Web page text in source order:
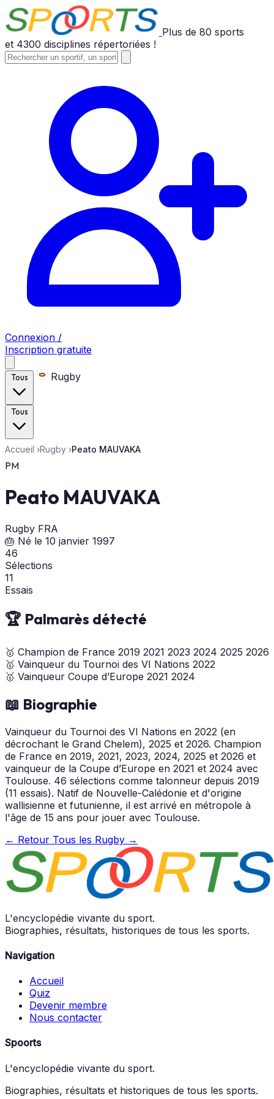
Plus de 80 sports
et 4300 disciplines répertoriées !
Connexion /
Inscription gratuite
Tous Rugby
Tous
Accueil ›Rugby ›Peato MAUVAKA
PM
Peato MAUVAKA
Rugby FRA
🎂 Né le 10 janvier 1997
46
Sélections
11
Essais
🏆 Palmarès détecté
🥇 Champion de France 2019 2021 2023 2024 2025 2026
🥇 Vainqueur du Tournoi des VI Nations 2022
🥇 Vainqueur Coupe d’Europe 2021 2024
📖 Biographie
Vainqueur du Tournoi des VI Nations en 2022 (en
décrochant le Grand Chelem), 2025 et 2026. Champion
de France en 2019, 2021, 2023, 2024, 2025 et 2026 et
vainqueur de la Coupe d’Europe en 2021 et 2024 avec
Toulouse. 46 sélections comme talonneur depuis 2019
(11 essais). Natif de Nouvelle-Calédonie et d'origine
wallisienne et futunienne, il est arrivé en métropole à
l'âge de 15 ans pour jouer avec Toulouse.
← Retour Tous les Rugby →
L'encyclopédie vivante du sport.
Biographies, résultats, historiques de tous les sports.
Navigation
Accueil
Quiz
Devenir membre
Nous contacter
Spoorts
L'encyclopédie vivante du sport.
Biographies, résultats et historiques de tous les sports.